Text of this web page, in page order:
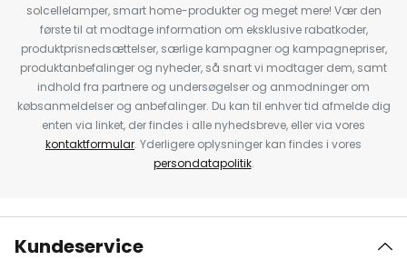
solcellelamper, smart home-produkter og meget mere! Vær den
første til at modtage information om eksklusive rabatkoder,
produktprisnedsættelser, særlige kampagner og kampagnepriser,
produktanbefalinger og nyheder, så snart vi modtager dem, samt
indhold fra partnere og undersøgelser og anmodninger om
købsanmeldelser og anbefalinger. Du kan til enhver tid afmelde dig
enten via linket, der findes i alle nyhedsbreve, eller via vores
kontaktformular. Yderligere oplysninger kan findes i vores
persondatapolitik.
Kundeservice